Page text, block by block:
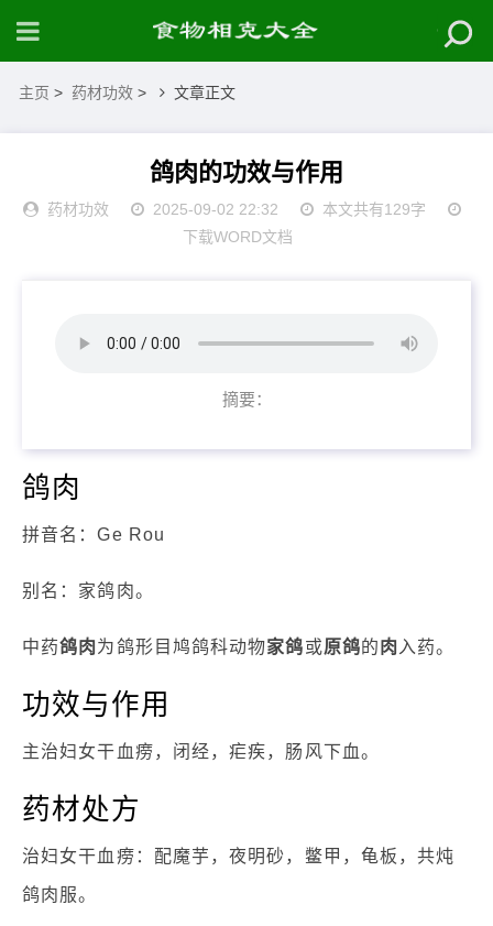
主页 > 药材功效 > 文章正文
鸽肉的功效与作用
药材功效 2025-09-02 22:32
本文共有129字
下载WORD文档
摘要：
鸽肉
拼音名：Ge Rou
别名：家鸽肉。
中药鸽肉为鸽形目鸠鸽科动物家鸽或原鸽的 肉 入药。
功效与作用
主治妇女干血痨，闭经，疟疾，肠风下血。
药材处方
治妇女干血痨：配魔芋，夜明砂，鳖甲，龟板，共炖
鸽肉服。